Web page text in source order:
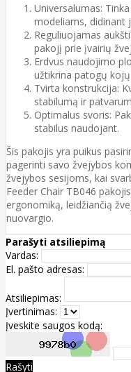
Universalumas:
modeliams, didinant
Reguliuojamas
pakojį prie įvairių
Erdvus naudojimo
užtikrina patogų
Tvirta konstrukcija:
stabilumą ir
Optimalus svoris:
stabilus naudojant.
Šis pakojis yra puikus
pagerinti savo žvejybos
žvejybos sesijoms, kai
Feeder Chair TB046
ergonomiką, leidžiančią
nuovargio.
Parašyti atsiliepimą
Vardas:
El. pašto adresas:
Atsiliepimas:
Įvertinimas:
Įveskite saugos kodą:
Rašyti